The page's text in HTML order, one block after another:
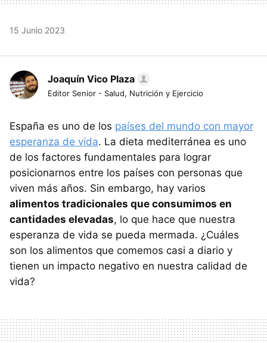
15 Junio 2023
Joaquín Vico Plaza
Editor Senior - Salud, Nutrición y Ejercicio
España es uno de los países del mundo con mayor
esperanza de vida. La dieta mediterránea es uno
de los factores fundamentales para lograr
posicionarnos entre los países con personas que
viven más años. Sin embargo, hay varios
alimentos tradicionales que consumimos en
cantidades elevadas, lo que hace que nuestra
esperanza de vida se pueda mermada. ¿Cuáles
son los alimentos que comemos casi a diario y
tienen un impacto negativo en nuestra calidad de
vida?